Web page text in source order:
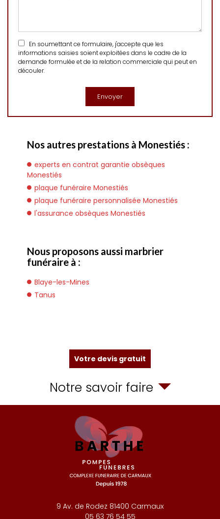
En soumettant ce formulaire, j'accepte que les
informations saisies soient exploitées dans le cadre de la
demande formulée et de la relation commerciale qui peut en
découler.
Nos autres prestations à Monestiés :
experts en contrat garantie obsèques
Monestiés
plaque funéraire Monestiés
plaque funéraire personnalisée Monestiés
l'assurance obsèques Monestiés
Nous proposons aussi marbrier
funéraire à :
Blaye-les-Mines
Tanus
Votre devis gratuit
Notre savoir faire
9 Av. de Rodez 81400 Carmaux
05 63 76 54 55